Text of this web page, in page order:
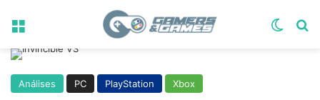
Menu
Análises PC PlayStation Xbox